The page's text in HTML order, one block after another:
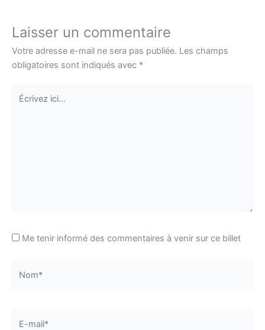
Laisser un commentaire
Votre adresse e-mail ne sera pas publiée. Les champs
obligatoires sont indiqués avec *
Écrivez
Me tenir informé des commentaires à venir sur ce billet